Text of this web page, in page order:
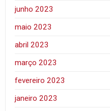
junho 2023
maio 2023
abril 2023
março 2023
fevereiro 2023
janeiro 2023